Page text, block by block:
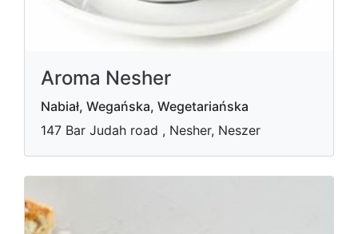
Aroma Nesher
Nabiał, Wegańska, Wegetariańska
147 Bar Judah road , Nesher, Neszer